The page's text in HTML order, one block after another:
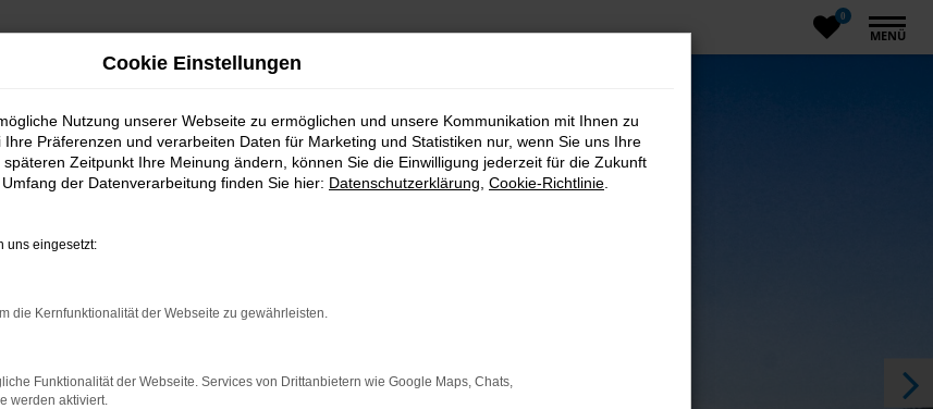
0
MENÜ
Cookie Einstellungen
Nutzung unserer Webseite zu ermöglichen und unsere Kommunikation mit Ihnen zu
Präferenzen und verarbeiten Daten für Marketing und Statistiken nur, wenn Sie uns Ihre
Zeitpunkt Ihre Meinung ändern, können Sie die Einwilligung jederzeit für die Zukunft
der Datenverarbeitung finden Sie hier: Datenschutzerklärung Cookie-Richtlinie
uns eingesetzt:
die Kernfunktionalität der Webseite zu gewährleisten.
Funktionalität der Webseite. Services von Drittanbietern wie Google Maps, Chats,
werden aktiviert.